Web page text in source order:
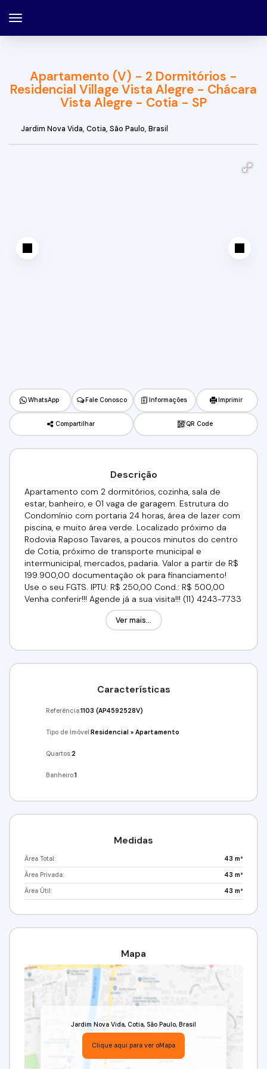
Apartamento (V) - 2 Dormitórios -
Residencial Village Vista Alegre - Chácara
Vista Alegre - Cotia - SP
Jardim Nova Vida, Cotia, São Paulo, Brasil
WhatsApp Fale Conosco Informações Imprimir
Compartilhar QR Code
Descrição
Apartamento com 2 dormitórios, cozinha, sala de
estar, banheiro, e 01 vaga de garagem. Estrutura do
Condomínio com portaria 24 horas, área de lazer com
piscina, e muito área verde. Localizado próximo da
Rodovia Raposo Tavares, a poucos minutos do centro
de Cotia, próximo de transporte municipal e
intermunicipal, mercados, padaria. Valor a partir de R$
199.900,00 documentação ok para financiamento!
Use o seu FGTS. IPTU: R$ 250,00 Cond.: R$ 500,00
Venha conferir!!! Agende já a sua visita!!! (11) 4243-7733
(11) 98211-2565 (11)97417-8061 Imobiliária Alfa Negócios.
Ver mais...
Características
Referência:1103 (AP4592528V)
Tipo de Imóvel:Residencial »Apartamento
Quartos:2
Banheiro:1
Medidas
Área Total: 43 m²
Área Privada: 43 m²
Área Útil: 43 m²
Mapa
Jardim Nova Vida, Cotia, São Paulo, Brasil
Clique aqui para ver oMapa